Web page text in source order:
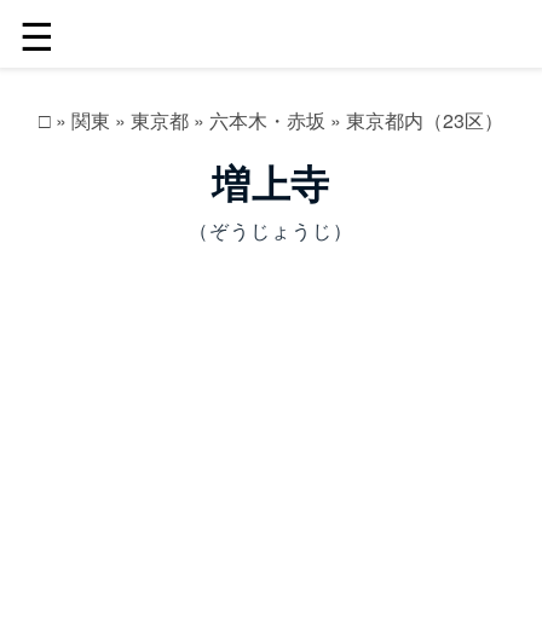
☰
□ » 関東 » 東京都 » 六本木・赤坂 » 東京都内（23区）
増上寺
（ぞうじょうじ）